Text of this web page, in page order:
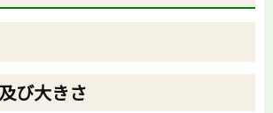
び大きさ